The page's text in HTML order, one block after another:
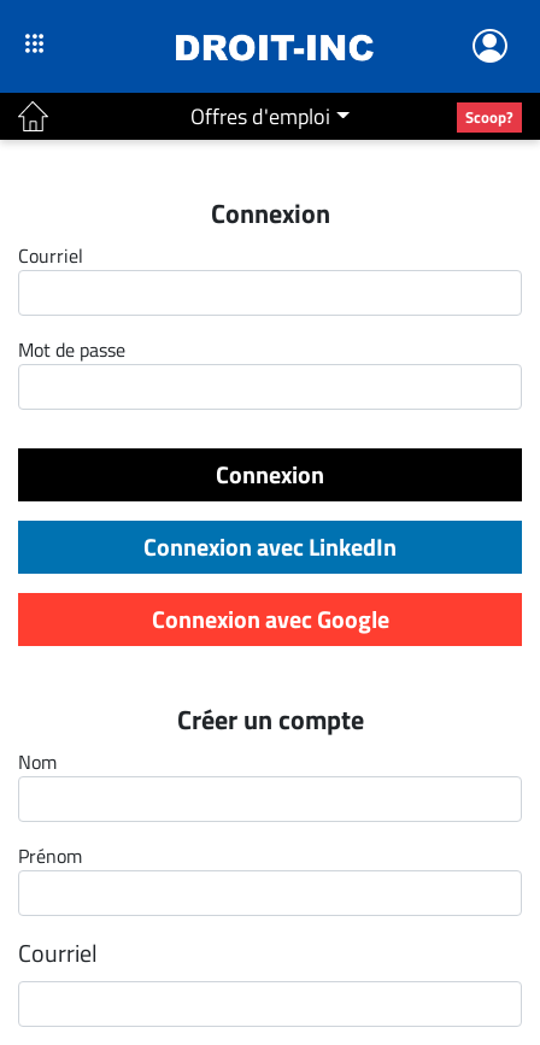
Offres d'emploi Scoop?
En
Nominations
Bureaux
Conseillers
Carrière
CARRIÈRE
ET
ET
JURISTES
Offres
Formation
Continue
Métiers
Scoop?
Connexion
Courriel
Mot de passe
Connexion
Connexion avec LinkedIn
Connexion avec Google
Créer un compte
Nom
Prénom
Courriel